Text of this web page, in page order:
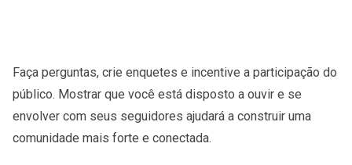
Faça perguntas, crie enquetes e incentive a participação do
público. Mostrar que você está disposto a ouvir e se
envolver com seus seguidores ajudará a construir uma
comunidade mais forte e conectada.